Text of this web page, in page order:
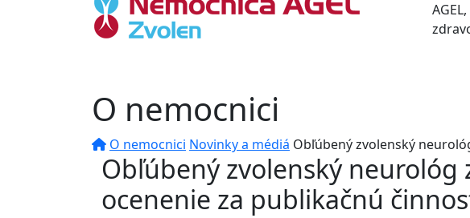
O nemocnici
O nemocnici Novinky a médiá Obľúbený zvolenský
Obľúbený zvolenský neurológ
ocenenie za publikačnú